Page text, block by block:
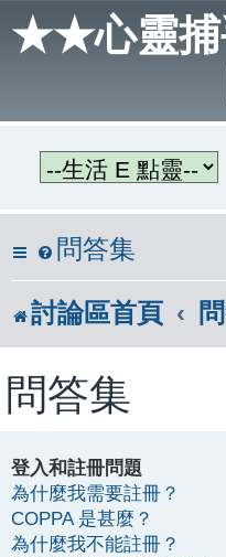
★★心靈
問答集
討論區首頁
問答集
登入和註冊問題
為什麼我需要註冊？
COPPA 是甚麼？
為什麼我不能註冊？